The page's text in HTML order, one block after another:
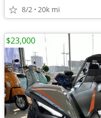
8/2 20k mi
$23,000